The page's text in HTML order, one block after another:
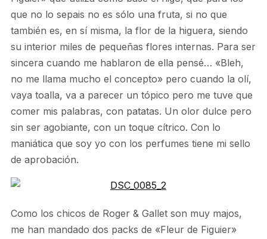
que no lo sepais no es sólo una fruta, si no que
también es, en sí misma, la flor de la higuera, siendo
su interior miles de pequeñas flores internas. Para ser
sincera cuando me hablaron de ella pensé… «Bleh,
no me llama mucho el concepto» pero cuando la olí,
vaya toalla, va a parecer un tópico pero me tuve que
comer mis palabras, con patatas. Un olor dulce pero
sin ser agobiante, con un toque cítrico. Con lo
maniática que soy yo con los perfumes tiene mi sello
de aprobación.
Como los chicos de Roger & Gallet son muy majos,
me han mandado dos packs de «Fleur de Figuier»